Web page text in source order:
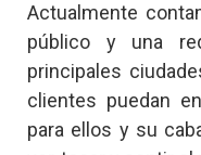
Actualmente
público y una
principales
clientes puedan
para ellos y su